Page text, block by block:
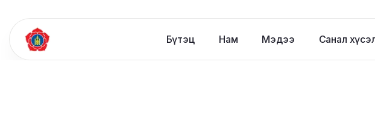
Бүтэц Нам Мэдээ Санал